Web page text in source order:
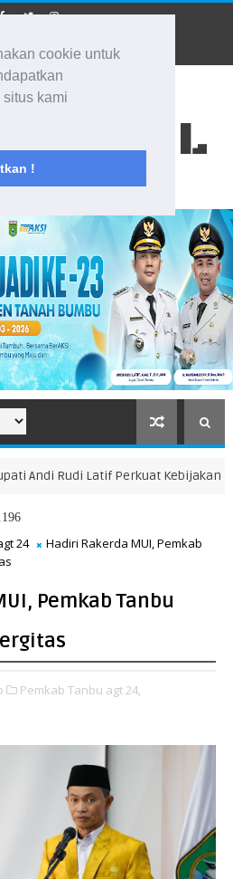
cookie untuk
kami
!
Ke Segala Arah
Rudi Latif Perkuat Kebijakan
Hijau dan Gemilang
24
Hadiri Rakerda MUI, Pemkab
Pemkab Tanbu
Pemkab Tanbu agt 24,